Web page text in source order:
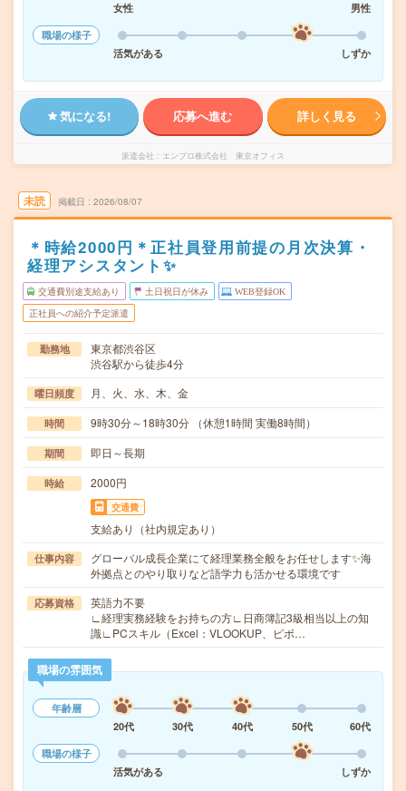
女性
男性
職場の様子
活気がある
しずか
気になる! 応募へ進む 詳しく見る
派遣会社 エンプロ株式会社 東京オフィス
未読 掲載日 2026/08/07
＊時給2000円＊正社員登用前提の月次決算・
経理アシスタント✨
交通費別途支給あり 土日祝日が休み WEB登録OK
正社員への紹介予定派遣
勤務地
東京都渋谷区
渋谷駅から徒歩4分
曜日頻度 月、火、水、木、金
時間 9時30分～18時30分 （休憩1時間 実働8時間）
期間 即日～長期
時給 2000円
交通費
支給あり（社内規定あり）
仕事内容
グローバル成長企業にて経理業務全般をお任せします✨海
外拠点とのやり取りなど語学力も活かせる環境です
応募資格
英語力不要
∟経理実務経験をお持ちの方∟日商簿記3級相当以上の知
識∟PCスキル（Excel：VLOOKUP、ピボ…
職場の雰囲気
年齢層
20代
30代 40代 50代
60代
職場の様子
活気がある
しずか